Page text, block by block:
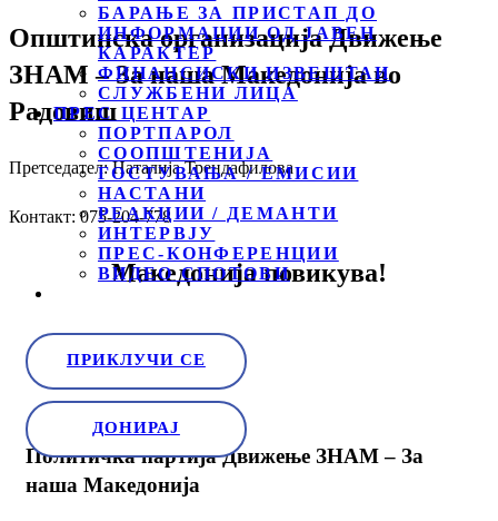
БАРАЊЕ ЗА ПРИСТАП ДО
ИНФОРМАЦИИ ОД ЈАВЕН
КАРАКТЕР
ФИНАНСИСКИ ИЗВЕШТАИ
СЛУЖБЕНИ ЛИЦА
ПРЕС ЦЕНТАР
ПОРТПАРОЛ
СООПШТЕНИЈА
ГОСТУВАЊА / ЕМИСИИ
НАСТАНИ
РЕАКЦИИ / ДЕМАНТИ
ИНТЕРВЈУ
ПРЕС-КОНФЕРЕНЦИИ
ВИДЕО СПОТОВИ
ПРИКЛУЧИ СЕ
ДОНИРАЈ
Општинска организација Движење
ЗНАМ – За наша Македонија во
Радовиш
Претседател: Наталија Трендафилова
Контакт: 075-204-778
Македонија повикува!
Политичка партија Движење ЗНАМ – За
наша Македонија